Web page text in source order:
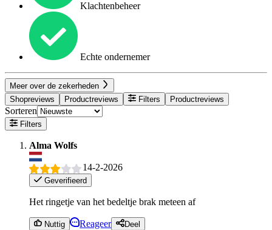
Klachtenbeheer
Echte ondernemer
Meer over de zekerheden
Shopreviews
Productreviews Filters Productreviews
Sorteren
Filters
Alma Wolfs
14-2-2026
Geverifieerd
Het ringetje van het bedeltje brak meteen af
Nuttig Reageer Deel